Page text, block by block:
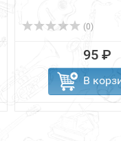
(0)
95 ₽
В